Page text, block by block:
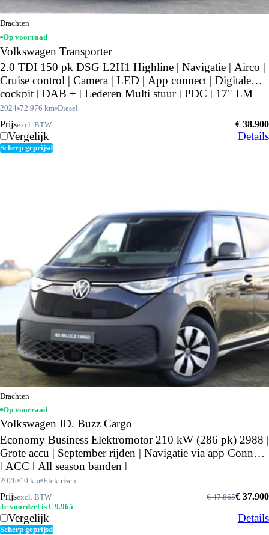
Drachten
Op voorraad
Volkswagen Transporter
2.0 TDI 150 pk DSG L2H1 Highline | Navigatie | Airco |
Cruise control | Camera | LED | App connect | Digitale
cockpit | DAB + | Lederen Multi stuur | PDC | 17" LM
velgen |Betimmering | laadruimte |
2024 72.976 km Diesel
Prijsexcl. BTW € 38.900
Vergelijk Details
Scherp geprijsd
Drachten
Op voorraad
Volkswagen ID. Buzz Cargo
Economy Business Elektromotor 210 kW (286 pk) 2988 |
Grote accu | September rijden | Navigatie via app Connect
| ACC | All season banden |
2026 10 km Elektrisch
Prijsexcl. BTW € 37.900
€ 47.865
Je voordeel is € 9.965
Vergelijk Details
Scherp geprijsd